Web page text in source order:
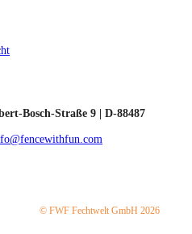
Bosch-Straße 9 | D-88487
© FWF Fechtwelt GmbH 2026